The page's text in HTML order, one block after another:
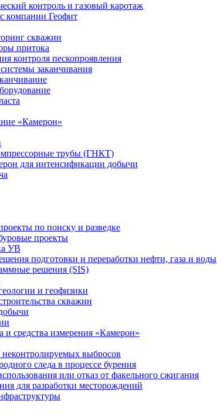
контроль и газовый каротаж
компании Геофит
скважин
притока
контроля пескопроявления
заканчивания
«Камерон»
трубы (ГНКТ)
для интенсификации добычи
по поиску и разведке
проекты
УВ
подготовки и переработки нефти, газа и воды
решения (SIS)
и геофизики
скважин
и средства измерения «Камерон»
выбросов
следа в процессе бурения
или отказ от факельного сжигания
для разработки месторождений